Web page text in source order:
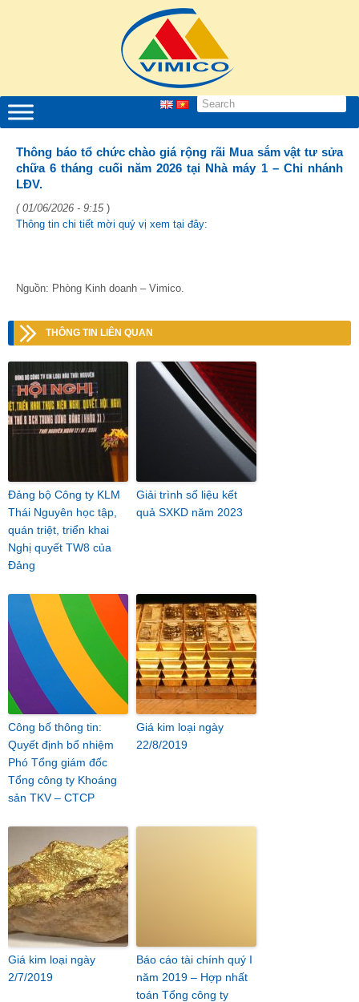
Thông báo tổ chức chào giá rộng rãi Mua sắm vật tư sửa
chữa 6 tháng cuối năm 2026 tại Nhà máy 1 – Chi nhánh
LĐV.
( 01/06/2026 - 9:15)
Thông tin chi tiết mời quý vị xem tại đây:
Nguồn: Phòng Kinh doanh – Vimico.
THÔNG TIN LIÊN QUAN
Đảng bộ Công ty KLM
Thái Nguyên học tập,
quán triệt, triển khai
Nghị quyết TW8 của
Đảng
Giải trình số liệu kết
quả SXKD năm 2023
Công bố thông tin:
Quyết định bổ nhiệm
Phó Tổng giám đốc
Tổng công ty Khoáng
sản TKV – CTCP
Giá kim loại ngày
22/8/2019
Giá kim loại ngày
2/7/2019
Báo cáo tài chính quý I
năm 2019 – Hợp nhất
toán Tổng công ty